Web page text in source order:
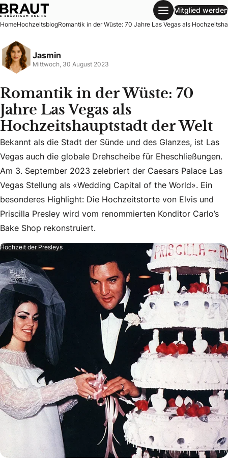
Romantik in der Wüste: 70 Jahre Las Vegas als
Mitglied werden
HomeHochzeitsblogRomantik in der Wüste: 70 Jahre Las Vegas als
Jasmin
Mittwoch, 30 August 2023
Romantik in der Wüste: 70
Jahre Las Vegas als
Hochzeitshauptstadt der Welt
Bekannt als die Stadt der Sünde und des Glanzes, ist Las
Bekannt als die Stadt der Sünde und des Glanzes, ist Las
Vegas auch die globale Drehscheibe für Eheschließungen.
Am 3. September 2023 zelebriert der Caesars Palace Las
Vegas Stellung als «Wedding Capital of the World». Ein
besonderes Highlight: Die Hochzeitstorte von Elvis und
Priscilla Presley wird vom renommierten Konditor Carlo’s
Bake Shop rekonstruiert.
Hochzeit der Presleys